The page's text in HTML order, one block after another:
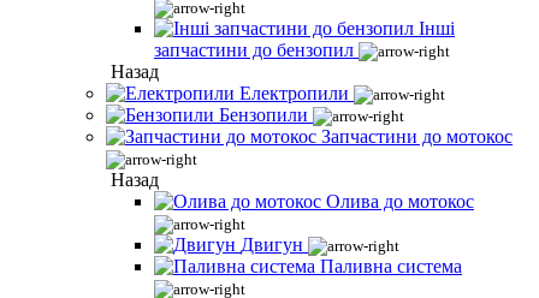
Інші
запчастини до бензопил
Назад
Електропили
Бензопили
Запчастини до мотокос
Назад
Олива до мотокос
Двигун
Паливна система